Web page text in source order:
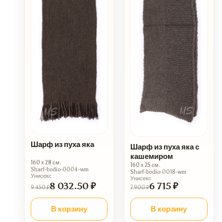
Шарф из пуха яка
160 х 28 см.
Sharf-bodio-0004-wm
Унисекс
9 450 ₽8 032.50 ₽
В корзину
Шарф из пуха яка с
кашемиром
160 х 25 см.
Sharf-bodio-0018-wm
Унисекс
7 900 ₽6 715 ₽
В корзину